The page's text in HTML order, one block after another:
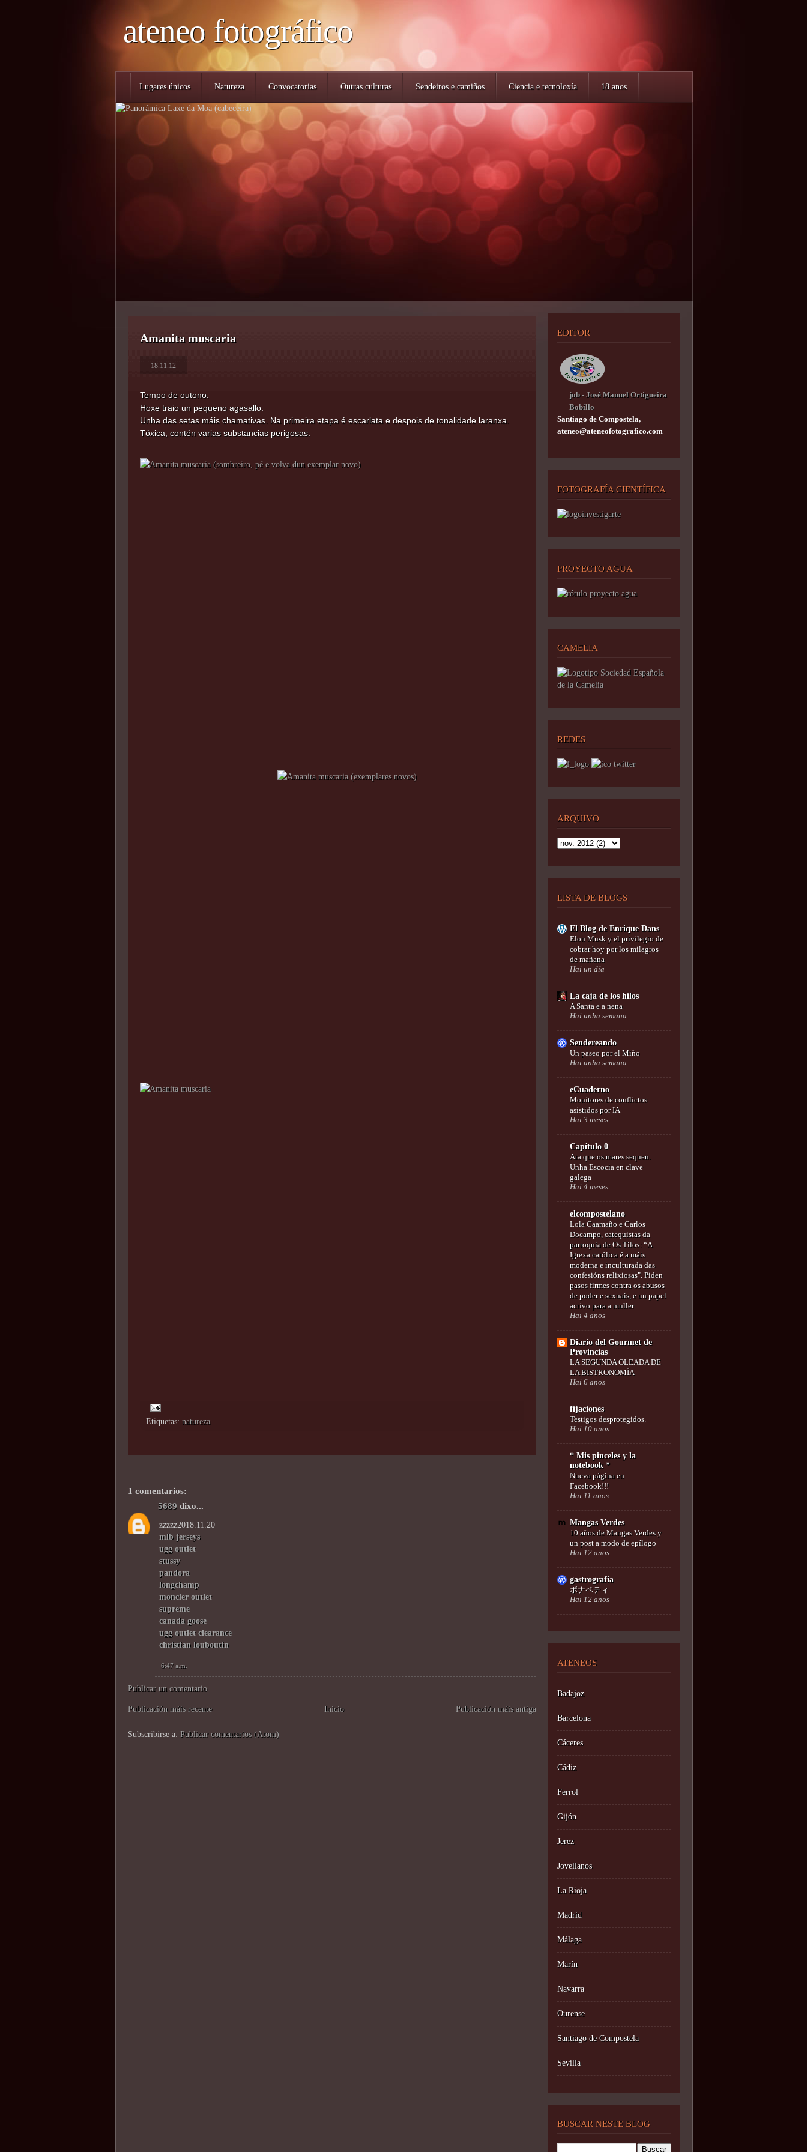
ateneo fotográfico
Lugares únicos Natureza Convocatorias Outras culturas Sendeiros e camiños Ciencia e tecnoloxía 18 anos
Amanita muscaria
18.11.12
Tempo de outono.
Hoxe traio un pequeno agasallo.
Unha das setas máis chamativas. Na primeira etapa é escarlata e despois de tonalidade laranxa.
Tóxica, contén varias substancias perigosas.
Etiquetas: natureza
1 comentarios:
5689 dixo...
zzzzz2018.11.20
mlb jerseys
ugg outlet
stussy
pandora
longchamp
moncler outlet
supreme
canada goose
ugg outlet clearance
christian louboutin
6:47 a.m.
Publicar un comentario
Publicación máis recente Publicación máis antiga
Inicio
Subscribirse a: Publicar comentarios (Atom)
EDITOR
job - José Manuel Ortigueira
Bobillo
Santiago de Compostela,
ateneo@ateneofotografico.com
FOTOGRAFÍA CIENTÍFICA
PROYECTO AGUA
CAMELIA
REDES
ARQUIVO
LISTA DE BLOGS
El Blog de Enrique Dans
Elon Musk y el privilegio de
cobrar hoy por los milagros
de mañana
Hai un día
La caja de los hilos
A Santa e a nena
Hai unha semana
Sendereando
Un paseo por el Miño
Hai unha semana
eCuaderno
Monitores de conflictos
asistidos por IA
Hai 3 meses
Capítulo 0
Ata que os mares sequen.
Unha Escocia en clave
galega
Hai 4 meses
elcompostelano
Lola Caamaño e Carlos
Docampo, catequistas da
parroquia de Os Tilos: “A
Igrexa católica é a máis
moderna e inculturada das
confesións relixiosas". Piden
pasos firmes contra os abusos
de poder e sexuais, e un papel
activo para a muller
Hai 4 anos
Diario del Gourmet de
Provincias
LA SEGUNDA OLEADA DE
LA BISTRONOMÍA
Hai 6 anos
fijaciones
Testigos desprotegidos.
Hai 10 anos
* Mis pinceles y la
notebook *
Nueva página en
Facebook!!!
Hai 11 anos
Mangas Verdes
10 años de Mangas Verdes y
un post a modo de epílogo
Hai 12 anos
gastrografia
ボナペティ
Hai 12 anos
ATENEOS
Badajoz
Barcelona
Cáceres
Cádiz
Ferrol
Gijón
Jerez
Jovellanos
La Rioja
Madrid
Málaga
Marín
Navarra
Ourense
Santiago de Compostela
Sevilla
BUSCAR NESTE BLOG